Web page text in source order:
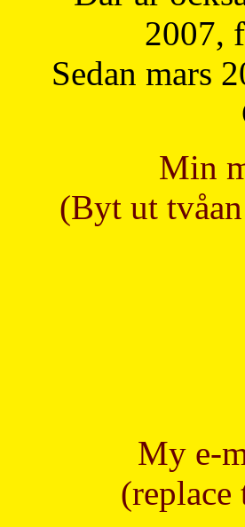
2007,
Sedan mars
Min
(Byt ut
My e-